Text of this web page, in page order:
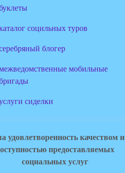
социльных туров
блогер
мобильные
сиделки
удовлетворенность качеством и
предоставляемых
социальных услуг